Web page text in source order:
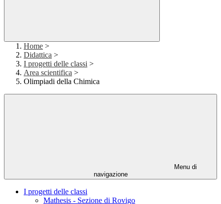
Home >
Didattica >
I progetti delle classi >
Area scientifica >
Olimpiadi della Chimica
Menu di
navigazione
I progetti delle classi
Mathesis - Sezione di Rovigo